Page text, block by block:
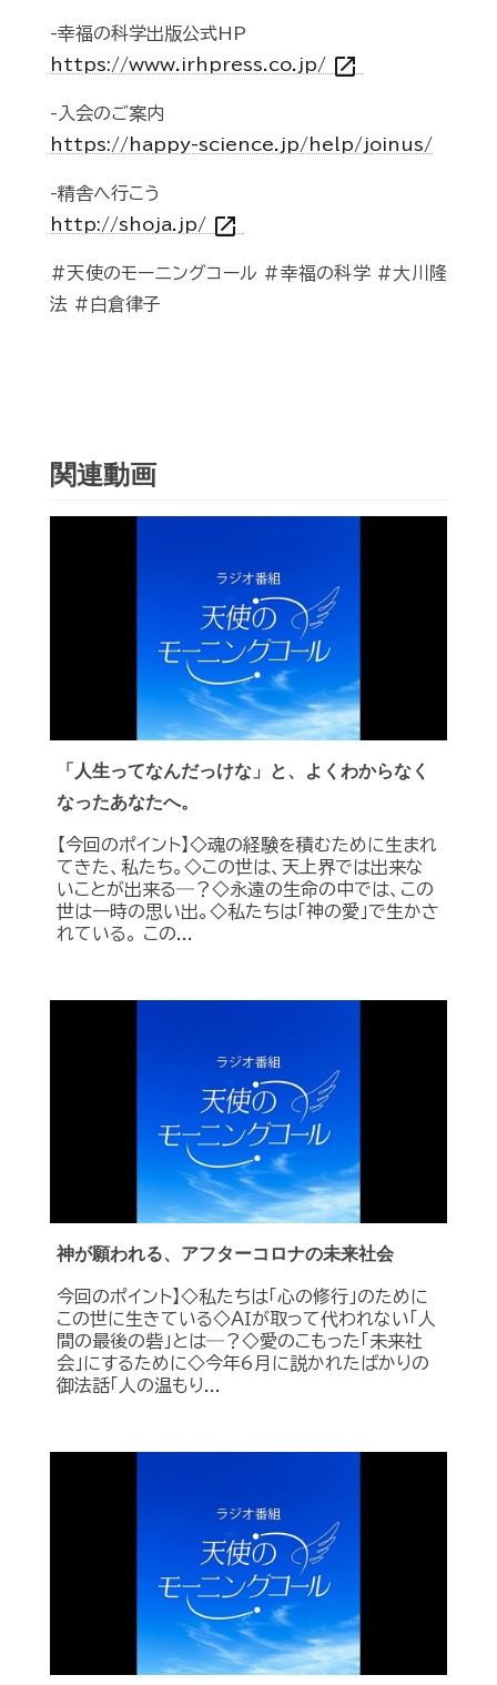
-幸福の科学出版公式HP
https://www.irhpress.co.jp/ open_in_new
-入会のご案内
https://happy-science.jp/help/joinus/
-精舎へ行こう
http://shoja.jp/ open_in_new
#天使のモーニングコール #幸福の科学 #大川隆
法 #白倉律子
関連動画
「人生ってなんだっけな」と、よくわからなく
なったあなたへ。
【今回のポイント】◇魂の経験を積むために生まれ
てきた、私たち。◇この世は、天上界では出来な
いことが出来る―？◇永遠の生命の中では、この
世は一時の思い出。◇私たちは「神の愛」で生かさ
れている。 この...
神が願われる、アフターコロナの未来社会
今回のポイント】◇私たちは「心の修行」のために
この世に生きている◇ＡＩが取って代われない「人
間の最後の砦」とは―？◇愛のこもった「未来社
会」にするために◇今年6月に説かれたばかりの
御法話「人の温もり...